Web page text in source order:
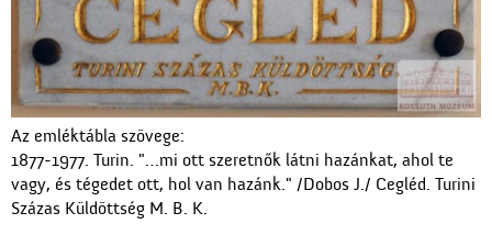
Az emléktábla szövege:
1877-1977. Turin. "…mi ott szeretnők látni hazánkat, ahol te
vagy, és tégedet ott, hol van hazánk." /Dobos J./ Cegléd. Turini
Százas Küldöttség M. B. K.